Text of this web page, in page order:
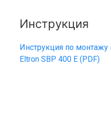
Инструкция
Инструкция по монтажу
Eltron SBP 400 E (PDF)